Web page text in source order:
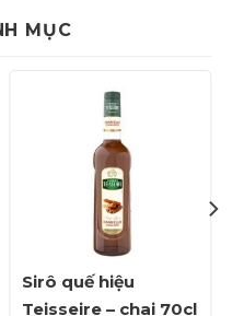
MỤC
Sirô quế hiệu
Teisseire – chai 70cl